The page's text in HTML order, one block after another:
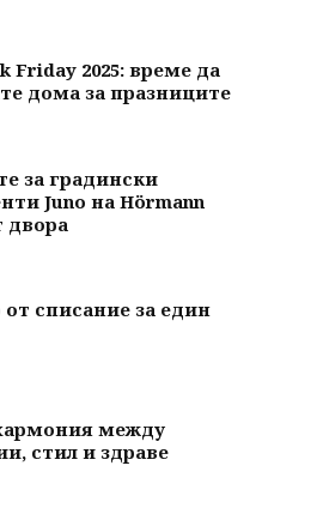
Friday 2025: време да
дома за празниците
за градински
Juno на Hörmann
двора
от списание за един
между
стил и здраве